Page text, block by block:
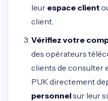
leur espace client
client.
Vérifiez votre
des opérateurs
clients de consulter
PUK directement
personnelsur leur